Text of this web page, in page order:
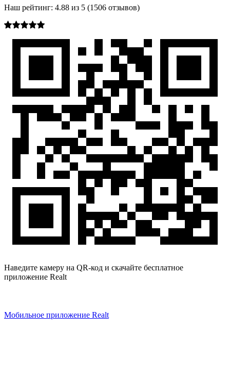
Наш рейтинг: 4.88 из 5 (1506 отзывов)
Наведите камеру на QR-код и скачайте бесплатное
приложение Realt
Мобильное приложение Realt